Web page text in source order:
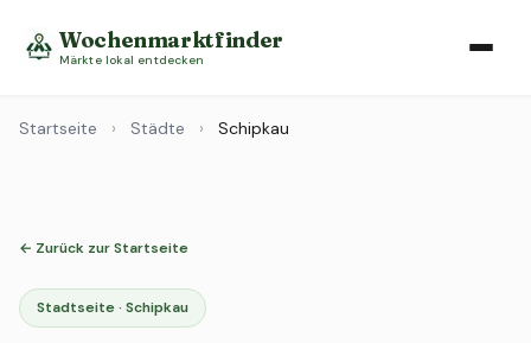
Wochenmarktfinder
Märkte lokal entdecken
Startseite › Städte › Schipkau
← Zurück zur Startseite
Stadtseite · Schipkau